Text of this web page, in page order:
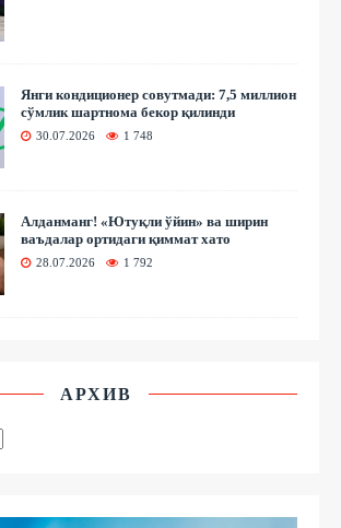
Янги кондиционер совутмади: 7,5 миллион
сўмлик шартнома бекор қилинди
30.07.2026 1 748
Алданманг! «Ютуқли ўйин» ва ширин
ваъдалар ортидаги қиммат хато
28.07.2026 1 792
АРХИВ